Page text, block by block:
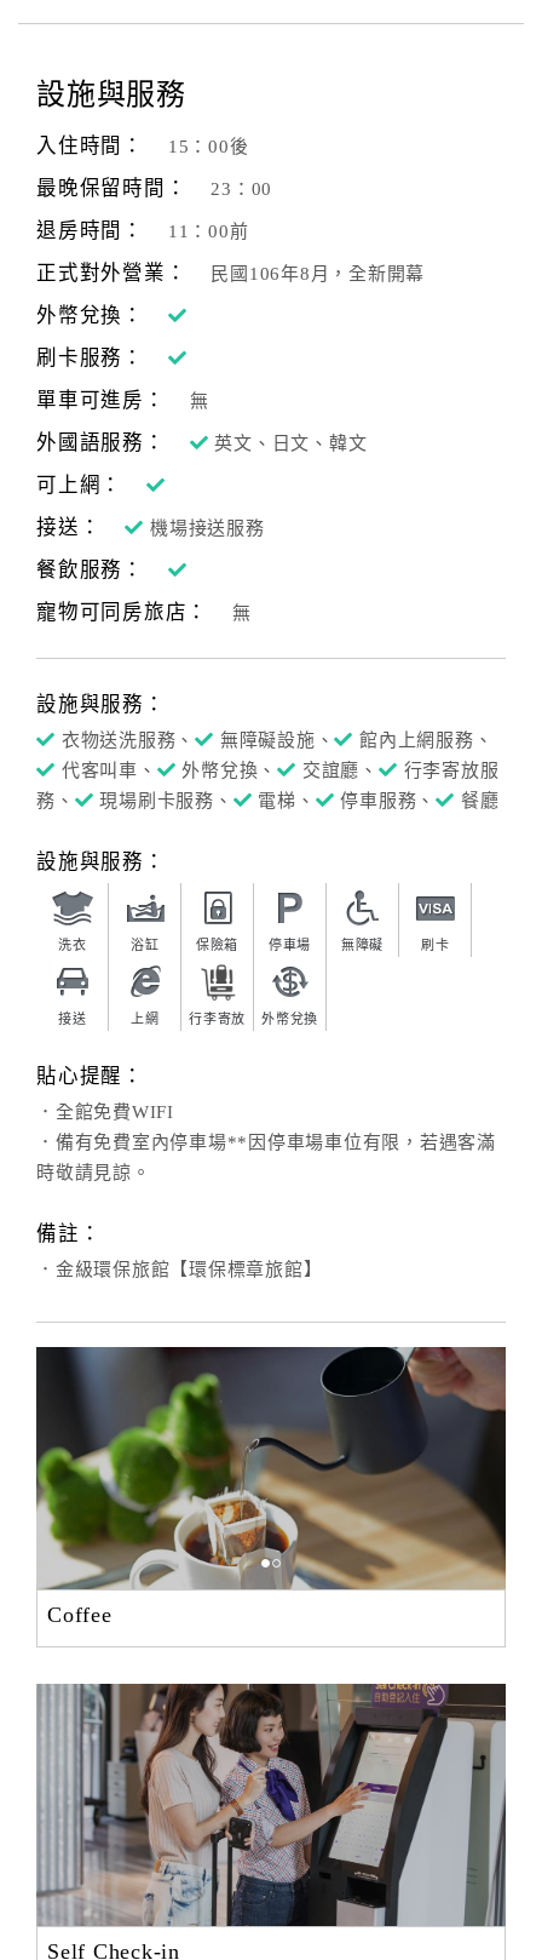
設施與服務
入住時間： 15：00後
最晚保留時間： 23：00
退房時間： 11：00前
正式對外營業： 民國106年8月，全新開幕
外幣兌換：
刷卡服務：
單車可進房：
無
外國語服務： 英文、日文、韓文
可上網：
接送：
機場接送服務
餐飲服務：
寵物可同房旅店：
無
設施與服務：
衣物送洗服務、 無障礙設施、
館內上網服務、
代客叫車、
外幣兌換、 交誼廳、
行李寄放服
務、
現場刷卡服務、 電梯、 停車服務、 餐廳
設施與服務：
洗衣 浴缸 保險箱 停車場 無障礙 刷卡
接送 上網 行李寄放 外幣兌換
貼心提醒：
．全館免費WIFI
．備有免費室內停車場**因停車場車位有限，若遇客滿
時敬請見諒。
備註：
．金級環保旅館【環保標章旅館】
Coffee
Self Check-in